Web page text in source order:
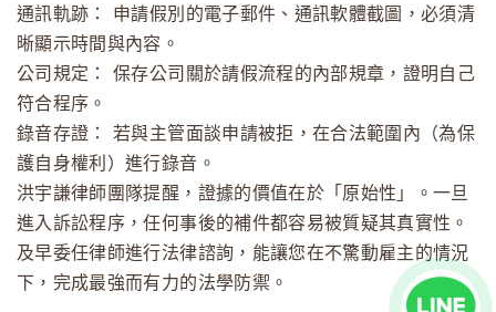
通訊軌跡：
申請假別的電子郵件、通訊軟體截圖，必須清
晰顯示時間與內容。
公司規定：
保存公司關於請假流程的內部規章，證明自己
符合程序。
錄音存證：
若與主管面談申請被拒，在合法範圍內（為保
護自身權利）進行錄音。
洪宇謙律師團隊提醒，證據的價值在於「原始性」。一旦
進入訴訟程序，任何事後的補件都容易被質疑其真實性。
及早委任律師進行法律諮詢，能讓您在不驚動雇主的情況
下，完成最強而有力的法學防禦。